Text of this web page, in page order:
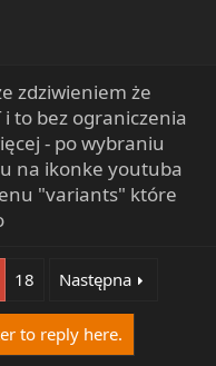
zdziwieniem że
to bez ograniczenia
- po wybraniu
na ikonke youtuba
"variants" które
18 Następna
to reply here.